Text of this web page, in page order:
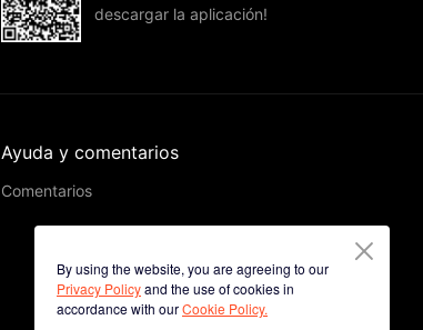
By using the website, you are agreeing to our
Privacy Policyand the use of cookies in
accordance with ourCookie Policy.
descargar la aplicación!
Ayuda y comentarios
Comentarios